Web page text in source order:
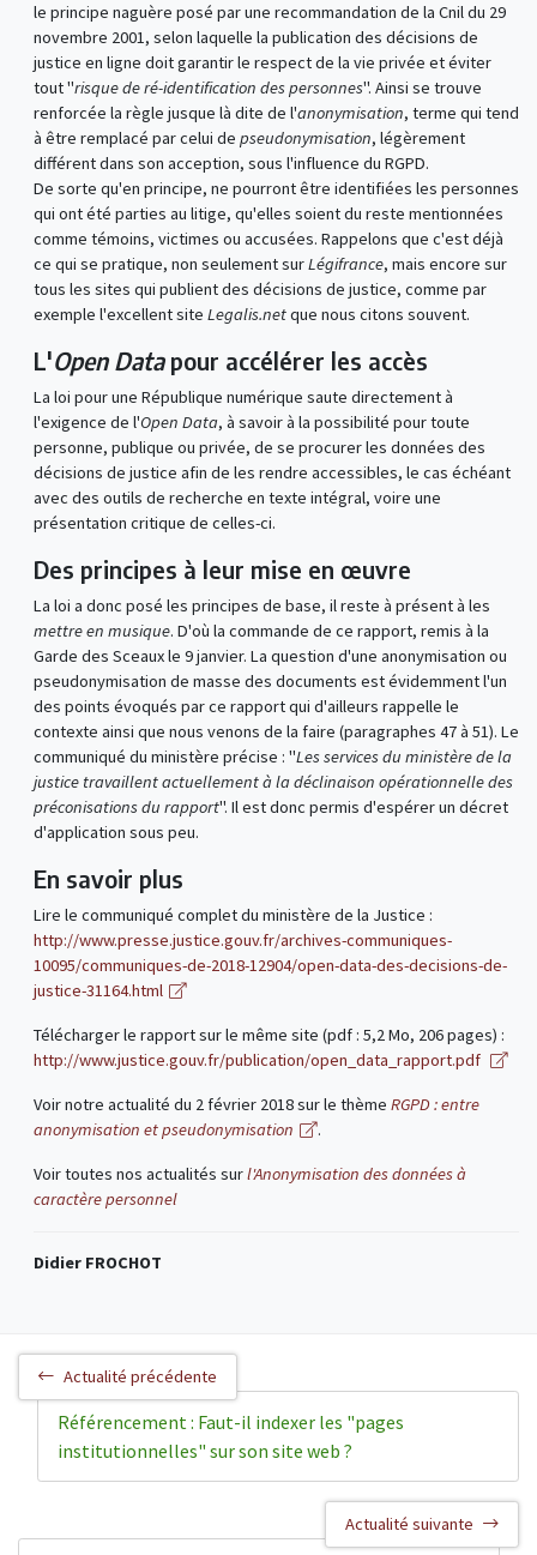
le principe naguère posé par une recommandation de la Cnil du 29
novembre 2001, selon laquelle la publication des décisions de
justice en ligne doit garantir le respect de la vie privée et éviter
tout "risque de ré-identification des personnes". Ainsi se trouve
renforcée la règle jusque là dite de l'anonymisation, terme qui tend
à être remplacé par celui de pseudonymisation, légèrement
différent dans son acception, sous l'influence du RGPD.
De sorte qu'en principe, ne pourront être identifiées les personnes
qui ont été parties au litige, qu'elles soient du reste mentionnées
comme témoins, victimes ou accusées. Rappelons que c'est déjà
ce qui se pratique, non seulement surLégifrance, mais encore sur
tous les sites qui publient des décisions de justice, comme par
exemple l'excellent site Legalis.netque nous citons souvent.
L'Open Datapour accélérer les accès
La loi pour une République numérique saute directement à
l'exigence de l'Open Data, à savoir à la possibilité pour toute
personne, publique ou privée, de se procurer les données des
décisions de justice afin de les rendre accessibles, le cas échéant
avec des outils de recherche en texte intégral, voire une
présentation critique de celles-ci.
Des principes à leur mise en œuvre
La loi a donc posé les principes de base, il reste à présent à les
mettre en musique. D'où la commande de ce rapport, remis à la
Garde des Sceaux le 9 janvier. La question d'une anonymisation ou
pseudonymisation de masse des documents est évidemment l'un
des points évoqués par ce rapport qui d'ailleurs rappelle le
contexte ainsi que nous venons de la faire (paragraphes 47 à 51). Le
communiqué du ministère précise : "Les services du ministère de la
justice travaillent actuellement à la déclinaison opérationnelle des
préconisations du rapport". Il est donc permis d'espérer un décret
d'application sous peu.
En savoir plus
Lire le communiqué complet du ministère de la Justice :
http://www.presse.justice.gouv.fr/archives-communiques-
10095/communiques-de-2018-12904/open-data-des-decisions-de-
justice-31164.html
Télécharger le rapport sur le même site (pdf : 5,2 Mo, 206 pages) :
http://www.justice.gouv.fr/publication/open_data_rapport.pdf
Voir notre actualité du 2 février 2018 sur le thème RGPD : entre
anonymisation et pseudonymisation
.
Voir toutes nos actualités surl'Anonymisation des données à
caractère personnel
Didier FROCHOT
Actualité précédente
Référencement : Faut-il indexer les "pages
institutionnelles" sur son site web ?
Actualité suivante